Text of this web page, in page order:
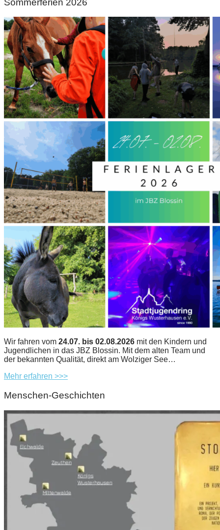
Wir fahren vom 24.07. bis 02.08.2026 mit den Kindern und
Jugendlichen in das JBZ Blossin. Mit dem alten Team und
der bekannten Qualität, direkt am Wolziger See…
Mehr erfahren >>>
Menschen-Geschichten